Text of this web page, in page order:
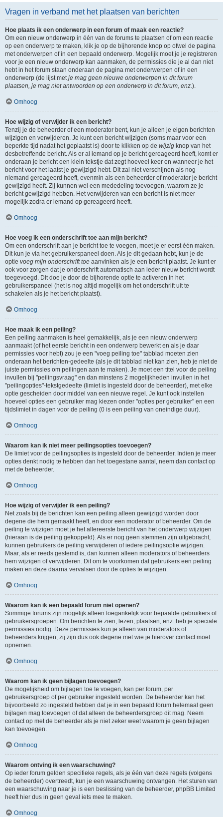
Vragen in verband met het plaatsen van berichten
Hoe plaats ik een onderwerp in een forum of maak een reactie?
Om een nieuw onderwerp in één van de forums te plaatsen of om een reactie
op een onderwerp te maken, klik je op de bijhorende knop op ofwel de pagina
met onderwerpen of in een bepaald onderwerp. Mogelijk moet je je registreren
voor je een nieuw onderwerp kan aanmaken, de permissies die je al dan niet
hebt in het forum staan onderaan de pagina met onderwerpen of in een
onderwerp (de lijst metje mag geen nieuwe onderwerpen in dit forum
plaatsen, je mag niet antwoorden op een onderwerp in dit forum, enz.).
Omhoog
Hoe wijzig of verwijder ik een bericht?
Tenzij je de beheerder of een moderator bent, kun je alleen je eigen berichten
wijzigen en verwijderen. Je kunt een bericht wijzigen (soms maar voor een
beperkte tijd nadat het geplaatst is) door te klikken op de wijzig knop van het
desbetreffende bericht. Als er al iemand op je bericht gereageerd heeft, komt er
onderaan je bericht een klein tekstje dat zegt hoeveel keer en wanneer je het
bericht voor het laatst je gewijzigd hebt. Dit zal niet verschijnen als nog
niemand gereageerd heeft, evenmin als een beheerder of moderator je bericht
gewijzigd heeft. Zij kunnen wel een mededeling toevoegen, waarom ze je
bericht gewijzigd hebben. Het verwijderen van een bericht is niet meer
mogelijk zodra er iemand op gereageerd heeft.
Omhoog
Hoe voeg ik een onderschrift toe aan mijn bericht?
Om een onderschrift aan je bericht toe te voegen, moet je er eerst één maken.
Dit kun je via het gebruikerspaneel doen. Als je dit gedaan hebt, kun je de
optie voeg mijn onderschrift toe aanvinken als je een bericht plaatst. Je kunt er
ook voor zorgen dat je onderschrift automatisch aan ieder nieuw bericht wordt
toegevoegd. Dit doe je door de bijhorende optie te activeren in het
gebruikerspaneel (het is nog altijd mogelijk om het onderschrift uit te
schakelen als je het bericht plaatst).
Omhoog
Hoe maak ik een peiling?
Een peiling aanmaken is heel gemakkelijk, als je een nieuw onderwerp
aanmaakt (of het eerste bericht in een onderwerp bewerkt en als je daar
permissies voor hebt) zou je een "voeg peiling toe" tabblad moeten zien
onderaan het berichten-gedeelte (als je dit tabblad niet kan zien, heb je niet de
juiste permissies om peilingen aan te maken). Je moet een titel voor de peiling
invullen bij "peilingsvraag" en dan minstens 2 mogelijkheden invullen in het
"peilingopties"-tekstgedeelte (limiet is ingesteld door de beheerder), met elke
optie gescheiden door middel van een nieuwe regel. Je kunt ook instellen
hoeveel opties een gebruiker mag kiezen onder "opties per gebruiker" en een
tijdslimiet in dagen voor de peiling (0 is een peiling van oneindige duur).
Omhoog
Waarom kan ik niet meer peilingsopties toevoegen?
De limiet voor de peilingsopties is ingesteld door de beheerder. Indien je meer
opties denkt nodig te hebben dan het toegestane aantal, neem dan contact op
met de beheerder.
Omhoog
Hoe wijzig of verwijder ik een peiling?
Net zoals bij de berichten kan een peiling alleen gewijzigd worden door
degene die hem gemaakt heeft, en door een moderator of beheerder. Om de
peiling te wijzigen moet je het allereerste bericht van het onderwerp wijzigen
(hieraan is de peiling gekoppeld). Als er nog geen stemmen zijn uitgebracht,
kunnen gebruikers de peiling verwijderen of iedere peilingsoptie wijzigen.
Maar, als er reeds gestemd is, dan kunnen alleen moderators of beheerders
hem wijzigen of verwijderen. Dit om te voorkomen dat gebruikers een peiling
maken en deze daarna vervalsen door de opties te wijzigen.
Omhoog
Waarom kan ik een bepaald forum niet openen?
Sommige forums zijn mogelijk alleen toegankelijk voor bepaalde gebruikers of
gebruikersgroepen. Om berichten te zien, lezen, plaatsen, enz. heb je speciale
permissies nodig. Deze permissies kun je alleen van moderators of
beheerders krijgen, zij zijn dus ook degene met wie je hierover contact moet
opnemen.
Omhoog
Waarom kan ik geen bijlagen toevoegen?
De mogelijkheid om bijlagen toe te voegen, kan per forum, per
gebruikersgroep of per gebruiker ingesteld worden. De beheerder kan het
bijvoorbeeld zo ingesteld hebben dat je in een bepaald forum helemaal geen
bijlagen mag toevoegen of dat alleen de beheerdersgroep dit mag. Neem
contact op met de beheerder als je niet zeker weet waarom je geen bijlagen
kan toevoegen.
Omhoog
Waarom ontving ik een waarschuwing?
Op ieder forum gelden specifieke regels, als je één van deze regels (volgens
de beheerder) overtreedt, kun je een waarschuwing ontvangen. Het sturen van
een waarschuwing naar je is een beslissing van de beheerder, phpBB Limited
heeft hier dus in geen geval iets mee te maken.
Omhoog